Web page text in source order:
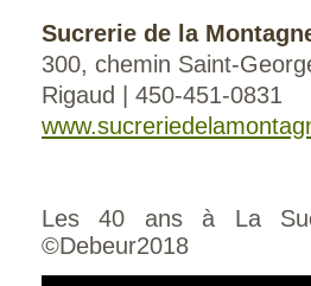
Sucrerie de la
300, chemin Saint-
Rigaud | 450-451-0831
Les 40 ans à La
©Debeur2018